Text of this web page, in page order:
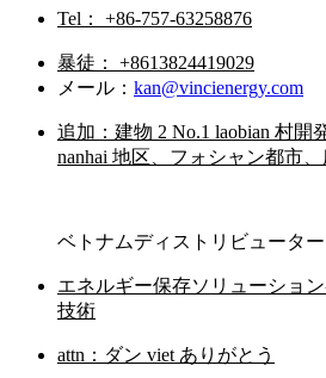
Tel： +86-757-63258876
暴徒： +8613824419029
メール： kan@vincienergy.com
追加：建物 2 No.1 laobian 村開
nanhai 地区、フォシャン都市
ベトナムディストリビューター
エネルギー保存ソリューショ
技術
attn：ダン viet ありがとう